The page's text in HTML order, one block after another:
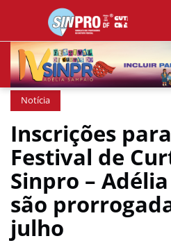
Notícia
Inscrições
Festival de
Sinpro –
são
julho